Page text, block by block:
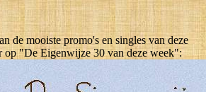
de mooiste promo's en singles van deze
op "De Eigenwijze 30 van deze week":